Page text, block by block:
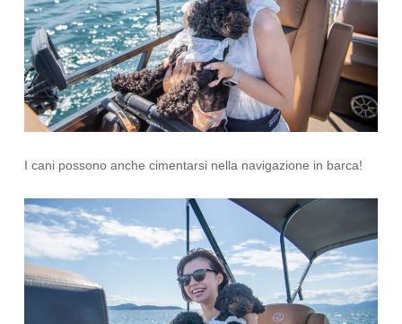
I cani possono anche cimentarsi nella navigazione in barca!